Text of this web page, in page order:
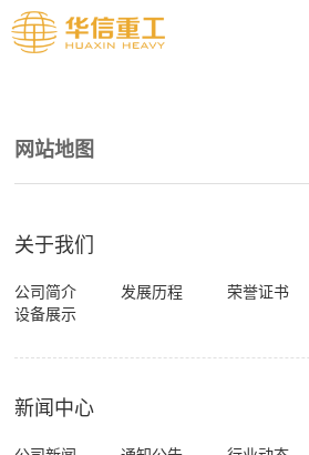
网站地图
关于我们
公司简介 发展历程 荣誉证书
设备展示
新闻中心